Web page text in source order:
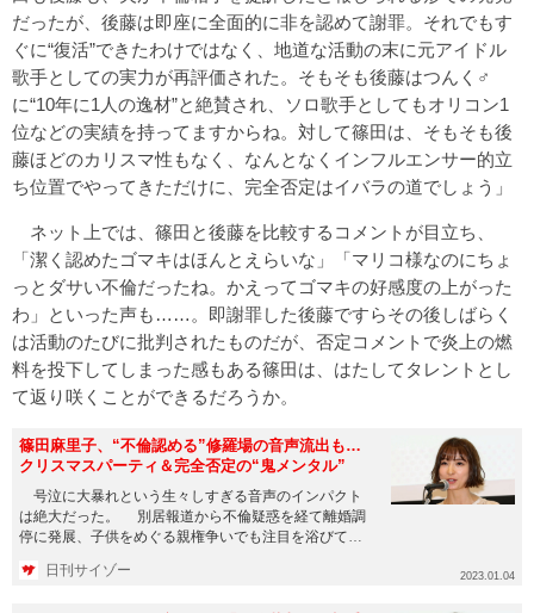
だったが、後藤は即座に全面的に非を認めて謝罪。それでもす
ぐに“復活”できたわけではなく、地道な活動の末に元アイドル
歌手としての実力が再評価された。そもそも後藤はつんく♂
に“10年に1人の逸材”と絶賛され、ソロ歌手としてもオリコン1
位などの実績を持ってますからね。対して篠田は、そもそも後
藤ほどのカリスマ性もなく、なんとなくインフルエンサー的立
ち位置でやってきただけに、完全否定はイバラの道でしょう」
ネット上では、篠田と後藤を比較するコメントが目立ち、
「潔く認めたゴマキはほんとえらいな」「マリコ様なのにちょ
っとダサい不倫だったね。かえってゴマキの好感度の上がった
わ」といった声も……。即謝罪した後藤ですらその後しばらく
は活動のたびに批判されたものだが、否定コメントで炎上の燃
料を投下してしまった感もある篠田は、はたしてタレントとし
て返り咲くことができるだろうか。
篠田麻里子、“不倫認める”修羅場の音声流出も…
クリスマスパーティ＆完全否定の“鬼メンタル”
号泣に大暴れという生々しすぎる音声のインパクト
は絶大だった。 別居報道から不倫疑惑を経て離婚調
停に発展、子供をめぐる親権争いでも注目を浴びてい
日刊サイゾー 2023.01.04